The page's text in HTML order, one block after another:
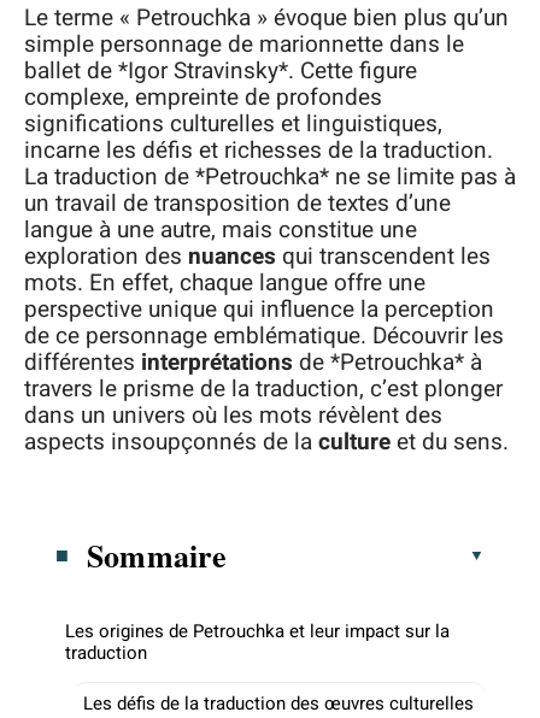
Le terme « Petrouchka » évoque bien plus qu’un
simple personnage de marionnette dans le
ballet de *Igor Stravinsky*. Cette figure
complexe, empreinte de profondes
significations culturelles et linguistiques,
incarne les défis et richesses de la traduction.
La traduction de *Petrouchka* ne se limite pas à
un travail de transposition de textes d’une
langue à une autre, mais constitue une
exploration des nuances qui transcendent les
mots. En effet, chaque langue offre une
perspective unique qui influence la perception
de ce personnage emblématique. Découvrir les
différentes interprétations de *Petrouchka* à
travers le prisme de la traduction, c’est plonger
dans un univers où les mots révèlent des
aspects insoupçonnés de lacultureet du sens.
Sommaire
Les origines de Petrouchka et leur impact sur la
traduction
Les défis de la traduction des œuvres culturelles